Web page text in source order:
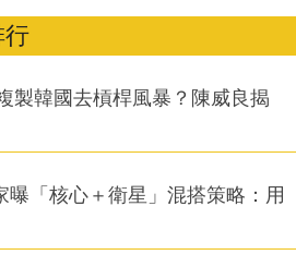
行
製韓國去槓桿風暴？陳威良揭
曝「核心＋衛星」混搭策略：用